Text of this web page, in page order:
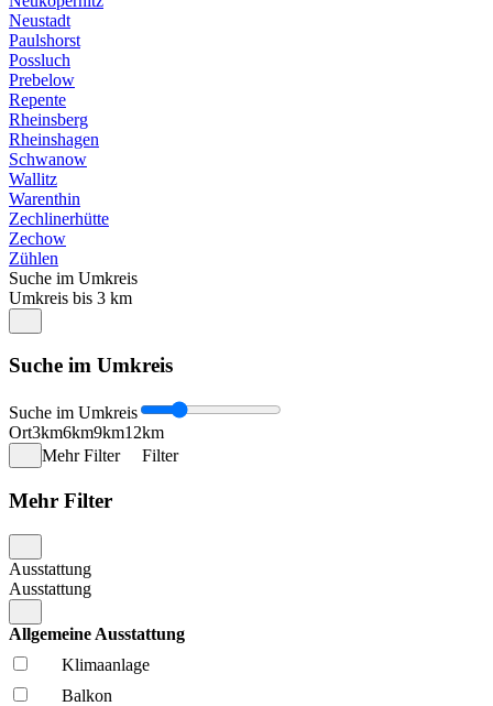
Neustadt
Paulshorst
Possluch
Prebelow
Repente
Rheinsberg
Rheinshagen
Schwanow
Wallitz
Warenthin
Zechlinerhütte
Zechow
Zühlen
Suche im Umkreis
Umkreis bis 3 km
Suche im Umkreis
Suche im Umkreis
Ort3km6km9km12km
Mehr Filter
Filter
Mehr Filter
Ausstattung
Ausstattung
Allgemeine Ausstattung
Klima­anlage
Balkon